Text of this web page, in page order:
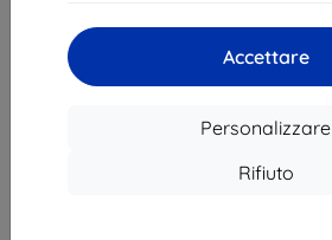
Accettare
Personalizzare
Rifiuto